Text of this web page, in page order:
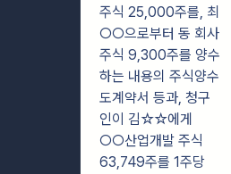
주식 25,000주를, 최
○○으로부터 동 회사
주식 9,300주를 양수
하는 내용의 주식양수
도계약서 등과, 청구
인이 김☆☆에게
○○산업개발 주식
63,749주를 1주당